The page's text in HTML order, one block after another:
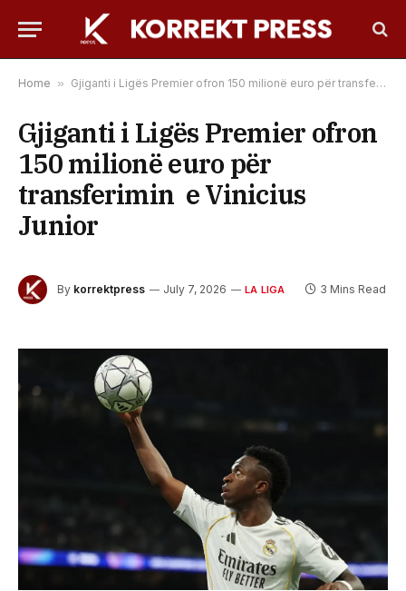
Home » Gjiganti i Ligës Premier ofron 150 milionë euro për transferimin e Vinicius Junior
Gjiganti i Ligës Premier ofron
150 milionë euro për
transferimin e Vinicius
Junior
By korrektpress July 7, 2026 LA LIGA 3 Mins Read